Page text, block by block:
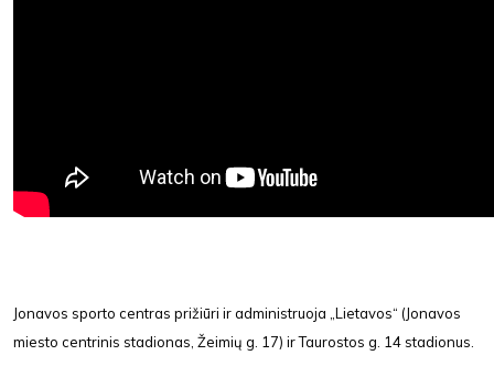
Jonavos sporto centras prižiūri ir administruoja „Lietavos“ (Jonavos
miesto centrinis stadionas, Žeimių g. 17) ir Taurostos g. 14 stadionus.